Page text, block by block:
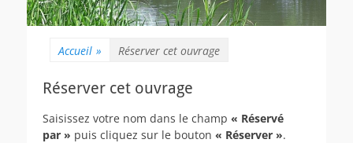
Accueil » Réserver cet ouvrage
Réserver cet ouvrage
Saisissez votre nom dans le champ « Réservé
par » puis cliquez sur le bouton « Réserver ».